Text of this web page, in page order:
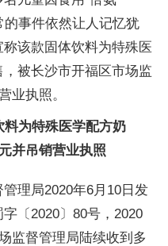
的事件依然让人记忆犹
该款固体饮料为特殊医
被长沙市开福区市场监
业执照。
料为特殊医学配方奶
并吊销营业执照
理局2020年6月10日发
〔2020〕80号，2020
监督管理局陆续收到多